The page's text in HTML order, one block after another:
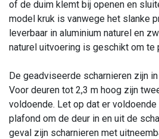
of de duim klemt bij openen en
model kruk is vanwege het slanke
leverbaar in aluminium naturel en
naturel uitvoering is geschikt om te
De geadviseerde scharnieren zijn
Voor deuren tot 2,3 m hoog zijn
voldoende. Let op dat er
plafond om de deur in en uit de
geval zijn scharnieren met